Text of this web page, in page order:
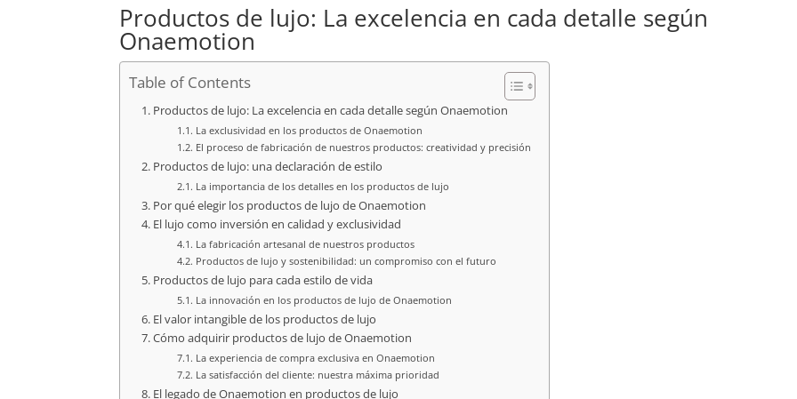
Productos de lujo: La excelencia en cada detalle según
Onaemotion
Table of Contents
Productos de lujo: La excelencia en cada detalle según Onaemotion
La exclusividad en los productos de Onaemotion
El proceso de fabricación de nuestros productos: creatividad y precisión
Productos de lujo: una declaración de estilo
La importancia de los detalles en los productos de lujo
Por qué elegir los productos de lujo de Onaemotion
El lujo como inversión en calidad y exclusividad
La fabricación artesanal de nuestros productos
Productos de lujo y sostenibilidad: un compromiso con el futuro
Productos de lujo para cada estilo de vida
La innovación en los productos de lujo de Onaemotion
El valor intangible de los productos de lujo
Cómo adquirir productos de lujo de Onaemotion
La experiencia de compra exclusiva en Onaemotion
La satisfacción del cliente: nuestra máxima prioridad
El legado de Onaemotion en productos de lujo